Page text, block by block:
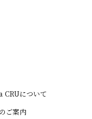
CRUについて
ご案内